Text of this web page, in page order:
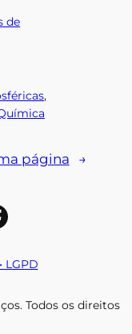
de
página →
LGPD
Todos os direitos